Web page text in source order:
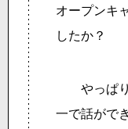
オープンキ
したか？
やっぱ
一で話がで